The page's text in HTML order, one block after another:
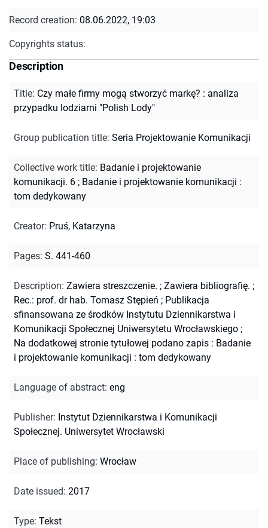
Record creation: 08.06.2022, 19:03
Copyrights status:
Description
Title: Czy małe firmy mogą stworzyć markę? : analiza
przypadku lodziarni "Polish Lody"
Group publication title: Seria Projektowanie Komunikacji
Collective work title: Badanie i projektowanie
komunikacji. 6 ; Badanie i projektowanie komunikacji :
tom dedykowany
Creator: Pruś, Katarzyna
Pages: S. 441-460
Description: Zawiera streszczenie. ; Zawiera bibliografię. ;
Rec.: prof. dr hab. Tomasz Stępień ; Publikacja
sfinansowana ze środków Instytutu Dziennikarstwa i
Komunikacji Społecznej Uniwersytetu Wrocławskiego ;
Na dodatkowej stronie tytułowej podano zapis : Badanie
i projektowanie komunikacji : tom dedykowany
Language of abstract: eng
Publisher: Instytut Dziennikarstwa i Komunikacji
Społecznej. Uniwersytet Wrocławski
Place of publishing: Wrocław
Date issued: 2017
Type: Tekst